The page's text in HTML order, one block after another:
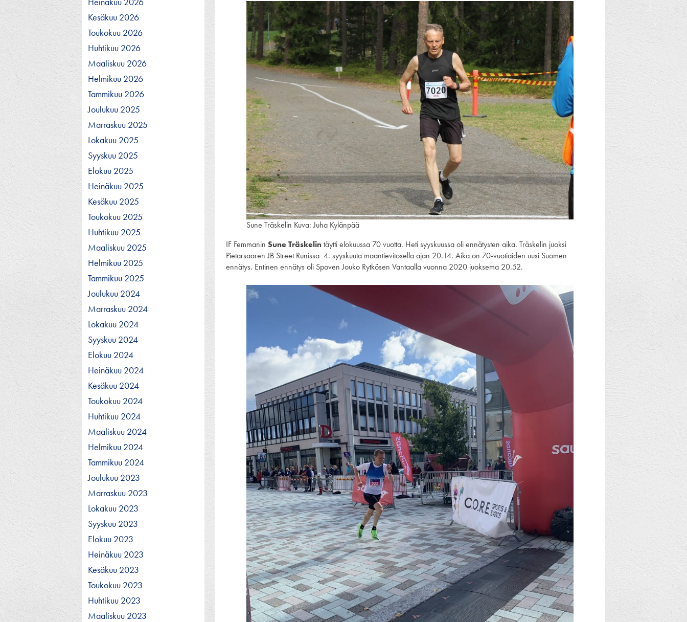
Kesäkuu 2026
Toukokuu 2026
Huhtikuu 2026
Maaliskuu 2026
Helmikuu 2026
Tammikuu 2026
Joulukuu 2025
Marraskuu 2025
Lokakuu 2025
Syyskuu 2025
Elokuu 2025
Heinäkuu 2025
Kesäkuu 2025
Toukokuu 2025
Huhtikuu 2025
Maaliskuu 2025
Helmikuu 2025
Tammikuu 2025
Joulukuu 2024
Marraskuu 2024
Lokakuu 2024
Syyskuu 2024
Elokuu 2024
Heinäkuu 2024
Kesäkuu 2024
Toukokuu 2024
Huhtikuu 2024
Maaliskuu 2024
Helmikuu 2024
Tammikuu 2024
Joulukuu 2023
Marraskuu 2023
Lokakuu 2023
Syyskuu 2023
Elokuu 2023
Heinäkuu 2023
Kesäkuu 2023
Toukokuu 2023
Huhtikuu 2023
Maaliskuu 2023
Sune Träskelin Kuva: Juha Kylänpää
IF Femmanin Sune Träskelintäytti elokuussa 70 vuotta. Heti syyskuussa oli ennätysten aika. Träskelin juoksi
Pietarsaaren JB Street Runissa 4. syyskuuta maantievitosella ajan 20.14. Aika on 70-vuotiaiden uusi Suomen
ennätys. Entinen ennätys oli Spoven Jouko Rytkösen Vantaalla vuonna 2020 juoksema 20.52.